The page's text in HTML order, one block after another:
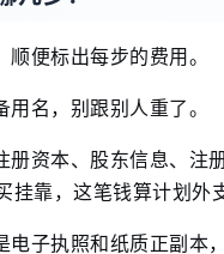
顺便标出每步的费用。
名，别跟别人重了。
册资本、股东信息、注
靠，这笔钱算计划外
子执照和纸质正副本